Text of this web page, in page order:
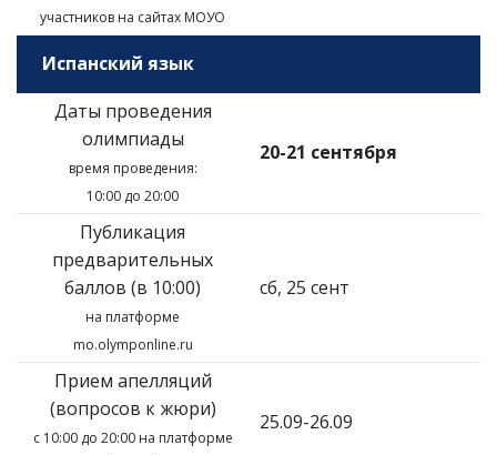
участников на сайтах МОУО
Испанский язык
Даты проведения
олимпиады
время проведения:
10:00 до 20:00
20-21 сентября
Публикация
предварительных
баллов (в 10:00)
на платформе
mo.olymponline.ru
сб, 25 сент
Прием апелляций
(вопросов к жюри)
с 10:00 до 20:00 на платформе
25.09-26.09